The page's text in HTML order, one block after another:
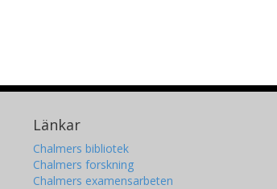
Länkar
Chalmers bibliotek
Chalmers forskning
Chalmers examensarbeten